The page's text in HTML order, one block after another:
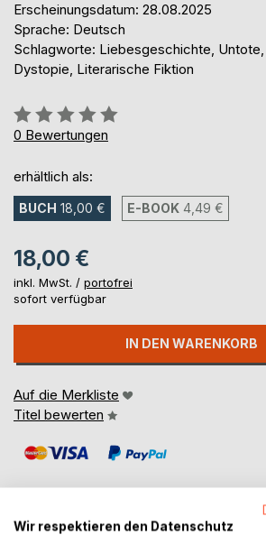
Erscheinungsdatum: 28.08.2025
Sprache: Deutsch
Schlagworte: Liebesgeschichte,
Dystopie, Literarische Fiktion
Bewertung::
0%
0 Bewertungen
erhältlich als:
BUCH 18,00 € E-BOOK 4,49 €
18,00 €
inkl. MwSt. / portofrei
sofort verfügbar
IN DEN WARENKORB
Auf die Merkliste
Titel bewerten
Wir respektieren den Datenschutz